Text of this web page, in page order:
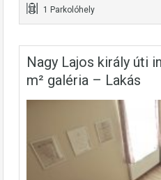
1 Parkolóhely
Nagy Lajos király úti
m² galéria – Lakás